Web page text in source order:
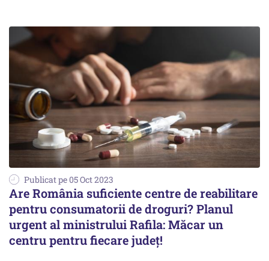
Publicat pe 05 Oct 2023
Are România suficiente centre de reabilitare
pentru consumatorii de droguri? Planul
urgent al ministrului Rafila: Măcar un
centru pentru fiecare județ!